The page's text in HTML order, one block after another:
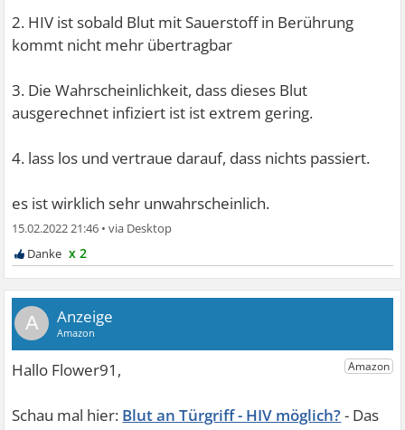
2. HIV ist sobald Blut mit Sauerstoff in Berührung
kommt nicht mehr übertragbar
3. Die Wahrscheinlichkeit, dass dieses Blut
ausgerechnet infiziert ist ist extrem gering.
4. lass los und vertraue darauf, dass nichts passiert.
es ist wirklich sehr unwahrscheinlich.
15.02.2022 21:46 •
x 2
A
Blut an Türgriff - HIV möglich?